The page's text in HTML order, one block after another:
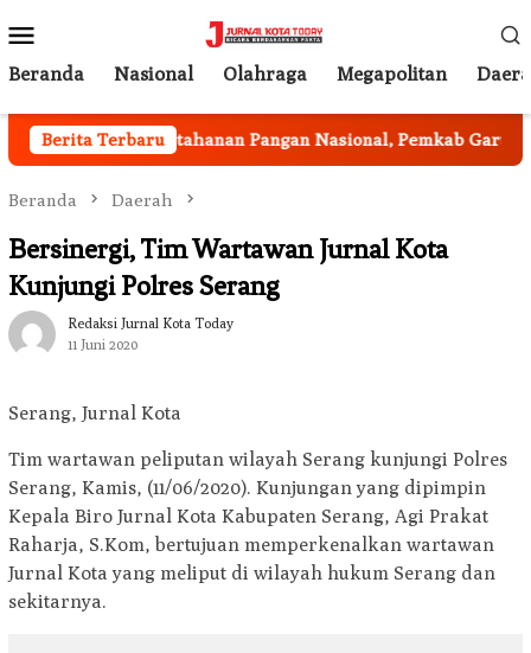
ke
kontenMobile
Beranda Nasional Olahraga Megapolitan
Berita Terbaru
Program Ketahanan Pangan Nasional, Pemkab Garut
Beranda Daerah
Bersinergi, Tim Wartawan Jurnal Kota
Kunjungi Polres Serang
Redaksi Jurnal Kota Today
11 Juni 2020
Serang, Jurnal Kota
Tim wartawan peliputan wilayah Serang kunjungi Polres
Serang, Kamis, (11/06/2020). Kunjungan yang dipimpin
Kepala Biro Jurnal Kota Kabupaten Serang, Agi Prakat
Raharja, S.Kom, bertujuan memperkenalkan wartawan
Jurnal Kota yang meliput di wilayah hukum Serang dan
sekitarnya.